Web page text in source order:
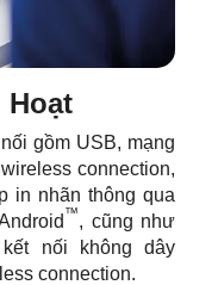
Hoạt
gồm USB, mạng
connection,
in nhãn thông qua
™, cũng như
nối không dây
connection.